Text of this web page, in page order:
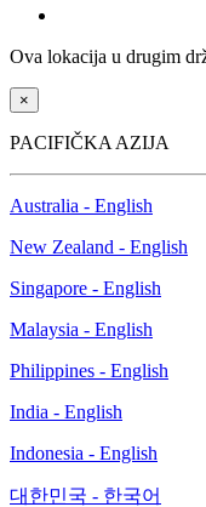
Ova lokacija u drugim
×
PACIFIČKA AZIJA
Australia - English
New Zealand - English
Singapore - English
Malaysia - English
Philippines - English
India - English
Indonesia - English
대한민국 - 한국어